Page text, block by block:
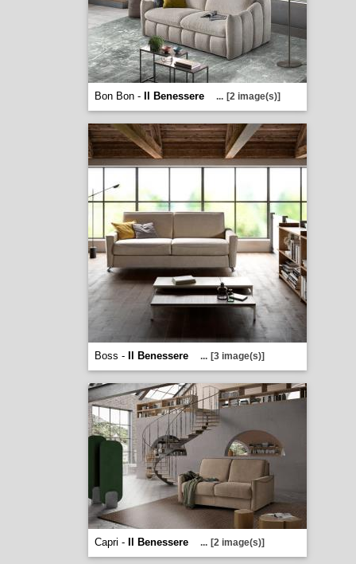
Bon Bon - Il Benessere ... [2 image(s)]
Boss - Il Benessere ... [3 image(s)]
Capri - Il Benessere ... [2 image(s)]